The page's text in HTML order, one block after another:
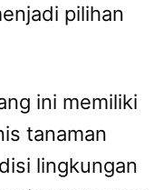
pilihan
ini memiliki
tanaman
lingkungan